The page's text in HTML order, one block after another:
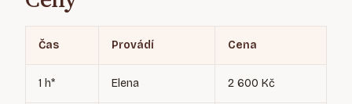
Čas Provádí Cena
1 h* Elena 2 600 Kč